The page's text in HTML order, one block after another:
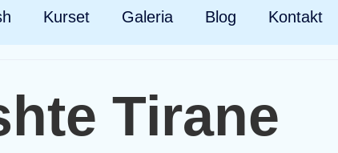
Kurset Galeria Blog Kontakt
Tirane